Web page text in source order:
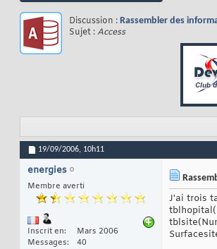
Discussion : Rassembler des
Sujet :Access
19/09/2006, 10h11
energies
Membre averti
Inscrit en
Mars 2006
Messages
40
J'ai trois